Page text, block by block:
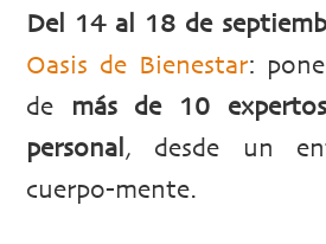
Del 14 al 18 de
Oasis de Bienestar:
de
más de 10
personal , desde un
cuerpo-mente.